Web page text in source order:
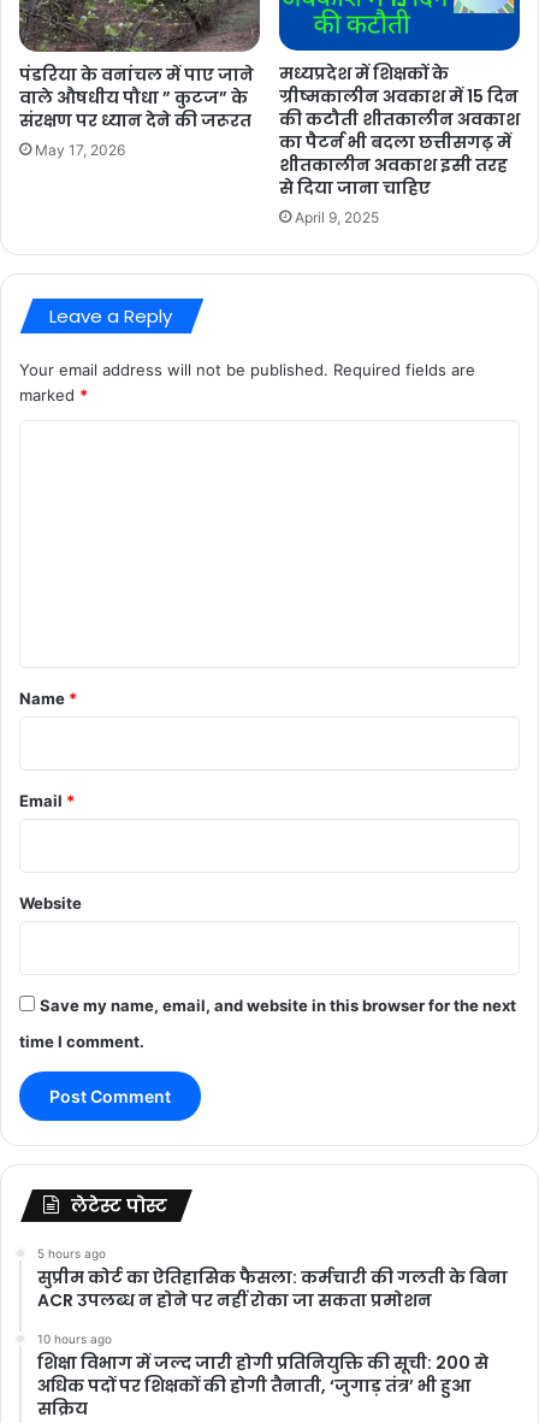
पंडरिया के वनांचल में पाए जाने
वाले औषधीय पौधा ” कुटज” के
संरक्षण पर ध्यान देने की जरूरत
May 17, 2026
मध्यप्रदेश में शिक्षकों के
ग्रीष्मकालीन अवकाश में 15 दिन
की कटौती शीतकालीन अवकाश
का पैटर्न भी बदला छत्तीसगढ़ में
शीतकालीन अवकाश इसी तरह
से दिया जाना चाहिए
April 9, 2025
Leave a Reply
Your email address will not be published. Required fields are
marked *
*
Name *
Email *
Website
Save my name, email, and website in this browser for the next
time I comment.
लेटेस्ट पोस्ट
5 hours ago
सुप्रीम कोर्ट का ऐतिहासिक फैसला: कर्मचारी की गलती के बिना
ACR उपलब्ध न होने पर नहीं रोका जा सकता प्रमोशन
10 hours ago
शिक्षा विभाग में जल्द जारी होगी प्रतिनियुक्ति की सूची: 200 से
अधिक पदों पर शिक्षकों की होगी तैनाती, ‘जुगाड़ तंत्र’ भी हुआ
सक्रिय